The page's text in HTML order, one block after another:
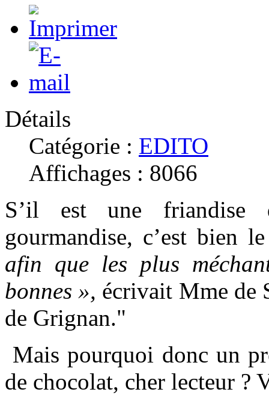
Détails
Catégorie : EDITO
Affichages : 8066
S’il est une friandise
gourmandise, c’est bien
afin que les plus
bonnes », écrivait Mme de
de Grignan."
Mais pourquoi donc un
de chocolat, cher lecteur ?